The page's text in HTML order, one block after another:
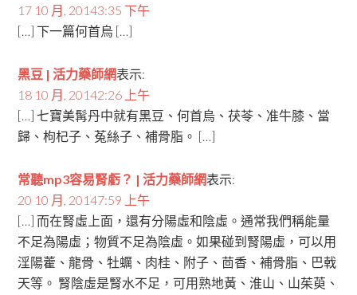
17 10 月, 20143:35 下午
[…] 下一篇何首烏 […]
黑豆 | 活力藥師網表示:
18 10 月, 20142:26 上午
[…] 七寶美髯丹中就有黑豆、何首烏、茯苓、准牛膝、當
歸、枸杞子、菟絲子、補骨脂。 […]
常聽mp3容易腎虧？ | 活力藥師網表示:
20 10 月, 20147:59 上午
[…] 而在腎虛上面，還有分陽虛和陰虛。通常我們稱能量
不足為陽虛；物質不足為陰虛。如果碰到腎陽虛，可以用
淫陽藿、龍骨、牡蠣、肉桂、附子、茴香、補骨脂、巴戟
天等。 腎陰虛是腎水不足，可用熟地黃、淮山、山茱萸、